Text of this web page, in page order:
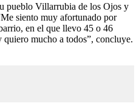
pueblo Villarrubia de los Ojos y
siento muy afortunado por
en el que llevo 45 o 46
mucho a todos”, concluye.